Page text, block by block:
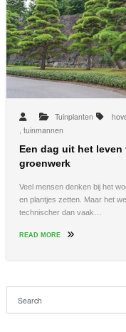
Tuinplanten
tuinmannen
Een dag uit het
groenwerk
Veel mensen denken bij het
en plantjes zetten. Maar het
technischer dan vaak…
READ MORE